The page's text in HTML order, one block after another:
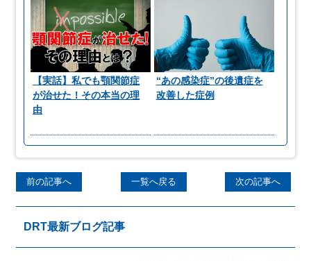
【実話】私でも顎関節症
が治せた！その本当の理
由
“あの感染症”の後遺症を
改善した症例
前の記事へ 一覧へ戻る 次の記事へ
DRT最新ブログ記事